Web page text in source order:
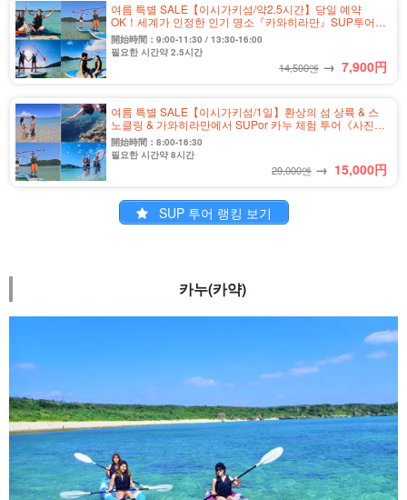
여름 특별 SALE【이시가키섬/약2.5시간】당일 예약
OK！세계가 인정한 인기 명소『카와히라만』SUP투어★
미슐랭 가이드 3스타 획득♪사진 무료&송영 포함(No.301)
開始時間：9:00-11:30 / 13:30-16:00
필요한 시간약 2.5시간
14,500엔 → 7,900円
여름 특별 SALE【이시가키섬/1일】환상의 섬 상륙 & 스
노클링 & 가와히라만에서 SUPor 카누 체험 투어《사진
무료 & 송영 포함》(No.456)
開始時間：8:00-16:30
필요한 시간약 8시간
29,000엔 → 15,000円
SUP 투어 랭킹 보기
카누(카약)